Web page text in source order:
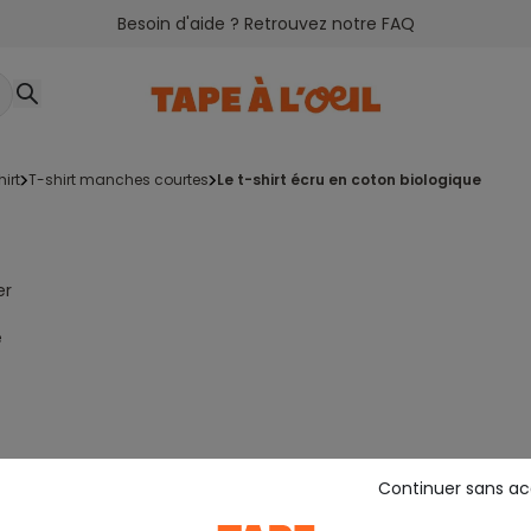
Besoin d'aide ? Retrouvez notre FAQ
t-shirt manches courtes le t-shirt écru en coton biologique
Continuer sans